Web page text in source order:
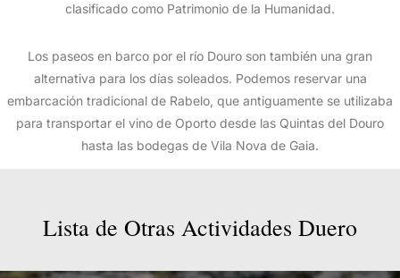
clasificado como Patrimonio de la Humanidad.
Los paseos en barco por el río Douro son también una gran
alternativa para los días soleados. Podemos reservar una
embarcación tradicional de Rabelo, que antiguamente se utilizaba
para transportar el vino de Oporto desde las Quintas del Douro
hasta las bodegas de Vila Nova de Gaia.
Lista de Otras Actividades Duero